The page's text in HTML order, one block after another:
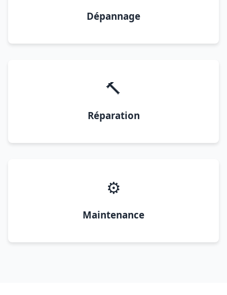
Dépannage
🔨
Réparation
⚙️
Maintenance